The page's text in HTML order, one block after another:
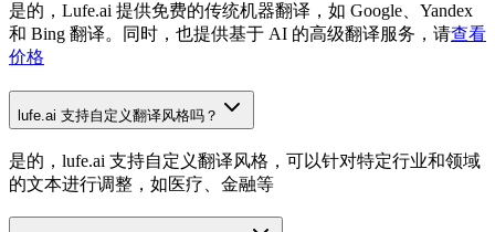
是的，Lufe.ai 提供免费的传统机器翻译，如 Google、Yandex
和 Bing 翻译。同时，也提供基于 AI 的高级翻译服务，请查看
价格
lufe.ai 支持自定义翻译风格吗？
是的，lufe.ai 支持自定义翻译风格，可以针对特定行业和领域
的文本进行调整，如医疗、金融等